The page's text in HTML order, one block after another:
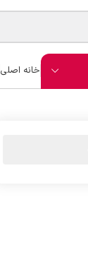
خانه اصلی